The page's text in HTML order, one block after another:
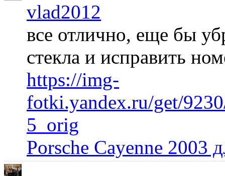
vlad2012
все отлично, еще бы
стекла и исправить
https://img-
fotki.yandex.ru/get/
5_orig
Porsche Cayenne 2003